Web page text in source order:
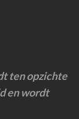
ten opzichte
en wordt